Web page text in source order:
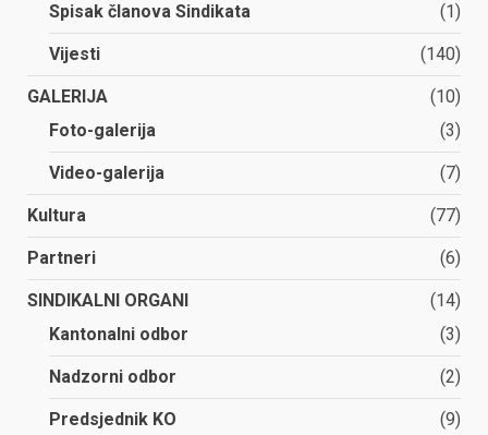
Spisak članova Sindikata (1)
Vijesti (140)
GALERIJA
(10)
Foto-galerija
(3)
Video-galerija (7)
Kultura (77)
Partneri (6)
SINDIKALNI ORGANI
(14)
Kantonalni odbor
(3)
Nadzorni odbor (2)
Predsjednik KO (9)